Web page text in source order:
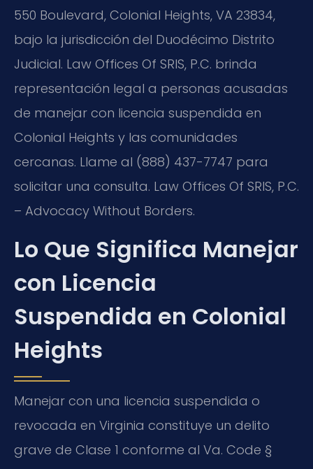
550 Boulevard, Colonial Heights, VA 23834,
bajo la jurisdicción del Duodécimo Distrito
Judicial. Law Offices Of SRIS, P.C. brinda
representación legal a personas acusadas
de manejar con licencia suspendida en
Colonial Heights y las comunidades
cercanas. Llame al (888) 437-7747 para
solicitar una consulta. Law Offices Of SRIS, P.C.
– Advocacy Without Borders.
Lo Que Significa Manejar
con Licencia
Suspendida en Colonial
Heights
Manejar con una licencia suspendida o
revocada en Virginia constituye un delito
grave de Clase 1 conforme al Va. Code §